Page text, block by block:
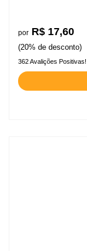
por R$ 17,60
(20% de desconto)
362 Avalições Positivas!